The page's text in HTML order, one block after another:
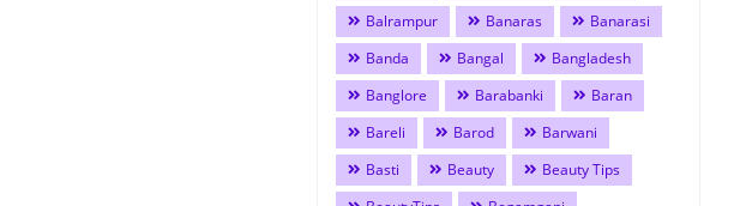
Balrampur
Banaras
Banarasi
Banda
Bangal
Bangladesh
Banglore
Barabanki
Baran
Bareli
Barod
Barwani
Basti
Beauty
Beauty Tips